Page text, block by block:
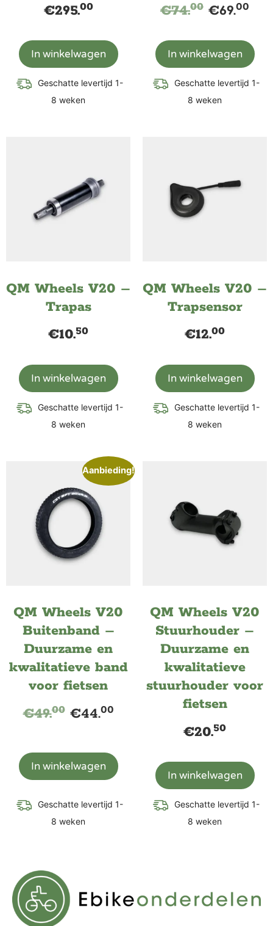
€295.00
In winkelwagen
Geschatte levertijd 1-
8 weken
€74.00 €69.00
In winkelwagen
Geschatte levertijd 1-
8 weken
QM Wheels V20 –
Trapas
€10.50
In winkelwagen
Geschatte levertijd 1-
8 weken
QM Wheels V20 –
Trapsensor
€12.00
In winkelwagen
Geschatte levertijd 1-
8 weken
Aanbieding!
QM Wheels V20
Buitenband –
Duurzame en
kwalitatieve band
voor fietsen
€49.00 €44.00
In winkelwagen
Geschatte levertijd 1-
8 weken
QM Wheels V20
Stuurhouder –
Duurzame en
kwalitatieve
stuurhouder voor
fietsen
€20.50
In winkelwagen
Geschatte levertijd 1-
8 weken